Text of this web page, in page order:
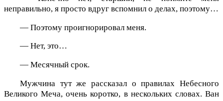
неправильно, я просто вдруг вспомнил о делах, поэтому…
— Поэтому проигнорировал меня.
— Нет, это…
— Месячный срок.
Мужчина тут же рассказал о правилах Небесного
Великого Меча, очень коротко, в нескольких словах. Ван